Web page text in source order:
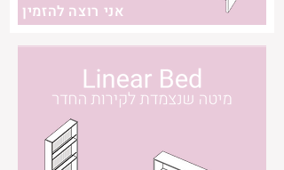
אני רוצה להזמין